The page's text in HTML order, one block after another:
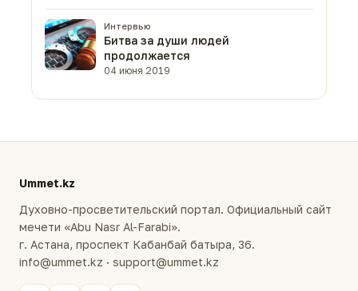
Интервью
Битва за души людей
продолжается
04 июня 2019
Ummet.kz
Духовно-просветительский портал. Официальный сайт
мечети «Abu Nasr Al-Farabi».
г. Астана, проспект Кабанбай батыра, 36.
info@ummet.kz · support@ummet.kz